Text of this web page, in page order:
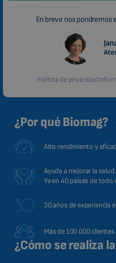
En breve nos
Política de privacidad
¿Por qué Biomag?
Alto rendimiento y
Ayuda a mejorar la salud.
Ya en 40 países de todo
30 años de experiencia
Más de 100 000
¿Cómo se realiza